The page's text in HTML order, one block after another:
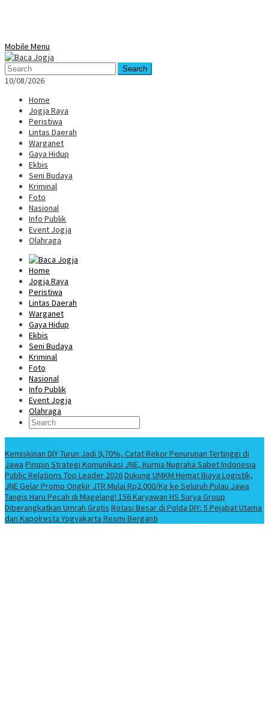
Mobile Menu
Search
10/08/2026
Home
Jogja Raya
Peristiwa
Lintas Daerah
Warganet
Gaya Hidup
Ekbis
Seni Budaya
Kriminal
Foto
Nasional
Info Publik
Event Jogja
Olahraga
Home
Jogja Raya
Peristiwa
Lintas Daerah
Warganet
Gaya Hidup
Ekbis
Seni Budaya
Kriminal
Foto
Nasional
Info Publik
Event Jogja
Olahraga
Kemiskinan DIY Turun Jadi 9,70%, Catat Rekor Penurunan Tertinggi di
Jawa Pimpin Strategi Komunikasi JNE, Kurnia Nugraha Sabet Indonesia
Public Relations Top Leader 2026Dukung UMKM Hemat Biaya Logistik,
JNE Gelar Promo Ongkir JTR Mulai Rp2.000/Kg ke Seluruh Pulau Jawa
Tangis Haru Pecah di Magelang! 156 Karyawan HS Surya Group
Diberangkatkan Umrah Gratis Rotasi Besar di Polda DIY: 5 Pejabat Utama
dan Kapolresta Yogyakarta Resmi Berganti